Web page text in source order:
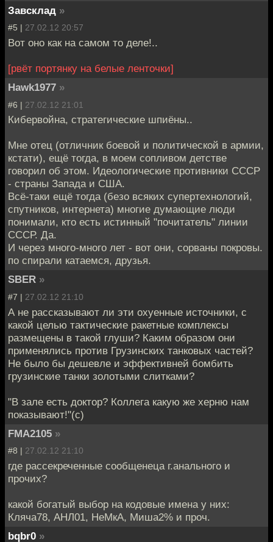
Завсклад »
#5 | 27.02.12 20:57
Вот оно как на самом то деле!..
[рвёт портянку на белые ленточки]
Hawk1977 »
#6 | 27.02.12 21:01
Кибервойна, стратегические шпиёны..
Мне отец (отличник боевой и политической в армии,
кстати), ещё тогда, в моем сопливом детстве
говорил об этом. Идеологические противники СССР
- страны Запада и США.
Всё-таки ещё тогда (безо всяких супертехнологий,
спутников, интернета) многие думающие люди
понимали, кто есть истинный "почитатель" линии
СССР. Да.
И через много-много лет - вот они, сорваны покровы.
по спирали катаемся, друзья.
SBER »
#7 | 27.02.12 21:10
А не рассказывают ли эти охуенные источники, с
какой целью тактические ракетные комплексы
размещены в такой глуши? Каким образом они
применялись против Грузинских танковых частей?
Не было бы дешевле и эффективней бомбить
грузинские танки золотыми слитками?
"В зале есть доктор? Коллега какую же херню нам
показывают!"(с)
FMA2105 »
#8 | 27.02.12 21:10
где рассекреченные сообщенеца г.анального и
прочих?
какой богатый выбор на кодовые имена у них:
Кляча78, АНЛ01, НеМкА, Миша2% и проч.
bqbr0 »